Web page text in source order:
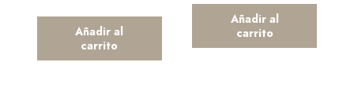
Añadir al
carrito
Añadir al
carrito